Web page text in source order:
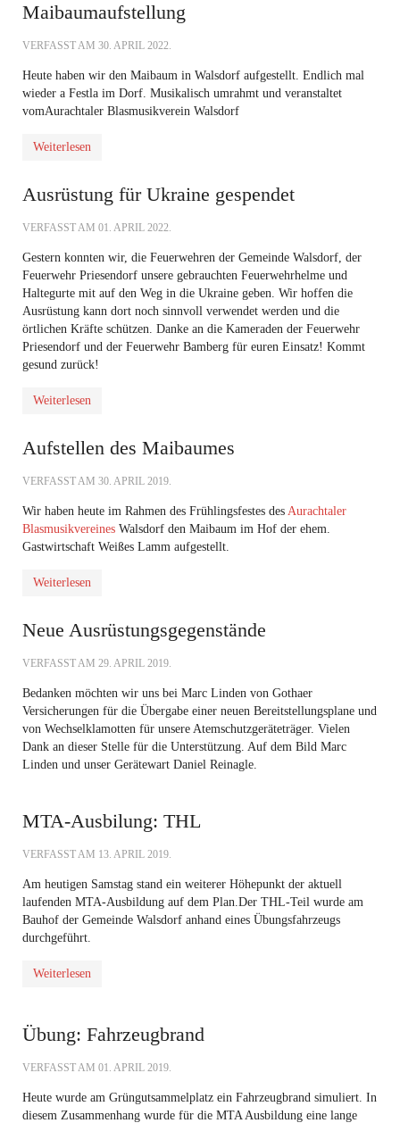
Maibaumaufstellung
VERFASST AM 30. APRIL 2022.
Heute haben wir den Maibaum in Walsdorf aufgestellt. Endlich mal
wieder a Festla im Dorf. Musikalisch umrahmt und veranstaltet
vomAurachtaler Blasmusikverein Walsdorf
Weiterlesen
Ausrüstung für Ukraine gespendet
VERFASST AM 01. APRIL 2022.
Gestern konnten wir, die Feuerwehren der Gemeinde Walsdorf, der
Feuerwehr Priesendorf unsere gebrauchten Feuerwehrhelme und
Haltegurte mit auf den Weg in die Ukraine geben. Wir hoffen die
Ausrüstung kann dort noch sinnvoll verwendet werden und die
örtlichen Kräfte schützen. Danke an die Kameraden der Feuerwehr
Priesendorf und der Feuerwehr Bamberg für euren Einsatz! Kommt
gesund zurück!
Weiterlesen
Aufstellen des Maibaumes
VERFASST AM 30. APRIL 2019.
Wir haben heute im Rahmen des Frühlingsfestes des Aurachtaler
Blasmusikvereines Walsdorf den Maibaum im Hof der ehem.
Gastwirtschaft Weißes Lamm aufgestellt.
Weiterlesen
Neue Ausrüstungsgegenstände
VERFASST AM 29. APRIL 2019.
Bedanken möchten wir uns bei Marc Linden von Gothaer
Versicherungen für die Übergabe einer neuen Bereitstellungsplane und
von Wechselklamotten für unsere Atemschutzgeräteträger. Vielen
Dank an dieser Stelle für die Unterstützung. Auf dem Bild Marc
Linden und unser Gerätewart Daniel Reinagle.
MTA-Ausbilung: THL
VERFASST AM 13. APRIL 2019.
Am heutigen Samstag stand ein weiterer Höhepunkt der aktuell
laufenden MTA-Ausbildung auf dem Plan.Der THL-Teil wurde am
Bauhof der Gemeinde Walsdorf anhand eines Übungsfahrzeugs
durchgeführt.
Weiterlesen
Übung: Fahrzeugbrand
VERFASST AM 01. APRIL 2019.
Heute wurde am Grüngutsammelplatz ein Fahrzeugbrand simuliert. In
diesem Zusammenhang wurde für die MTA Ausbildung eine lange